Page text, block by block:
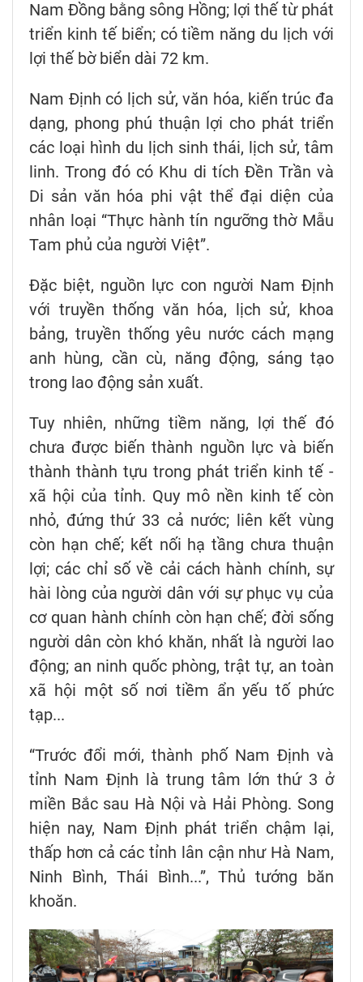
Nam Đồng bằng sông Hồng; lợi thế từ phát
triển kinh tế biển; có tiềm năng du lịch với
lợi thế bờ biển dài 72 km.
Nam Định có lịch sử, văn hóa, kiến trúc đa
dạng, phong phú thuận lợi cho phát triển
các loại hình du lịch sinh thái, lịch sử, tâm
linh. Trong đó có Khu di tích Đền Trần và
Di sản văn hóa phi vật thể đại diện của
nhân loại “Thực hành tín ngưỡng thờ Mẫu
Tam phủ của người Việt”.
Đặc biệt, nguồn lực con người Nam Định
với truyền thống văn hóa, lịch sử, khoa
bảng, truyền thống yêu nước cách mạng
anh hùng, cần cù, năng động, sáng tạo
trong lao động sản xuất.
Tuy nhiên, những tiềm năng, lợi thế đó
chưa được biến thành nguồn lực và biến
thành thành tựu trong phát triển kinh tế -
xã hội của tỉnh. Quy mô nền kinh tế còn
nhỏ, đứng thứ 33 cả nước; liên kết vùng
còn hạn chế; kết nối hạ tầng chưa thuận
lợi; các chỉ số về cải cách hành chính, sự
hài lòng của người dân với sự phục vụ của
cơ quan hành chính còn hạn chế; đời sống
người dân còn khó khăn, nhất là người lao
động; an ninh quốc phòng, trật tự, an toàn
xã hội một số nơi tiềm ẩn yếu tố phức
tạp...
“Trước đổi mới, thành phố Nam Định và
tỉnh Nam Định là trung tâm lớn thứ 3 ở
miền Bắc sau Hà Nội và Hải Phòng. Song
hiện nay, Nam Định phát triển chậm lại,
thấp hơn cả các tỉnh lân cận như Hà Nam,
Ninh Bình, Thái Bình...”, Thủ tướng băn
khoăn.